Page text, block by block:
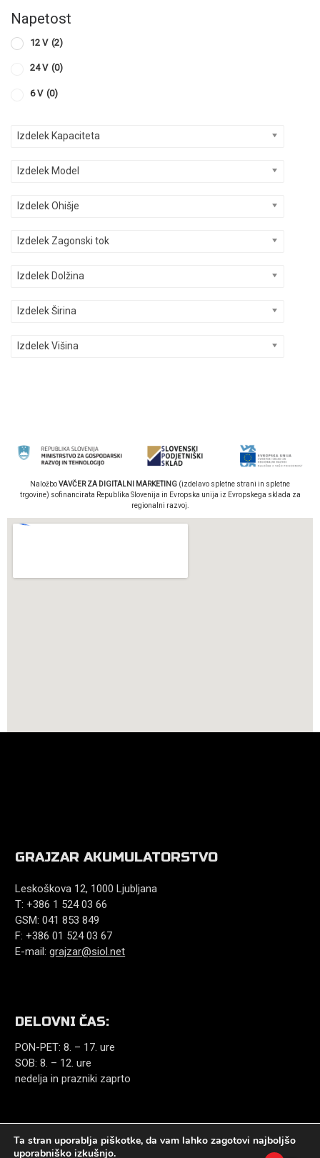
Napetost
12 V (2)
24 V (0)
6 V (0)
Izdelek Kapaciteta
Izdelek Model
Izdelek Ohišje
Izdelek Zagonski tok
Izdelek Dolžina
Izdelek Širina
Izdelek Višina
NaložboVAVČER ZA DIGITALNI MARKETING (izdelavo spletne strani in spletne
trgovine) sofinancirata Republika Slovenija in Evropska unija iz Evropskega sklada za
regionalni razvoj.
GRAJZAR AKUMULATORSTVO
Leskoškova 12, 1000 Ljubljana
T: +386 1 524 03 66
GSM: 041 853 849
F: +386 01 524 03 67
E-mail:grajzar@siol.net
DELOVNI ČAS:
PON-PET: 8. – 17. ure
SOB: 8. – 12. ure
nedelja in prazniki zaprto
Ta stran uporablja piškotke, da vam lahko zagotovi najboljšo
uporabniško izkušnjo.